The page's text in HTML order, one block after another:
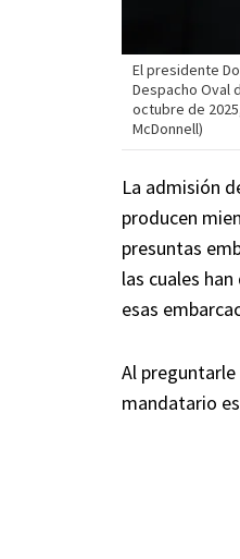
El presidente
Despacho Oval
octubre de
McDonnell)
La admisión
producen
presuntas
las cuales
esas
Al preguntarle
mandatario